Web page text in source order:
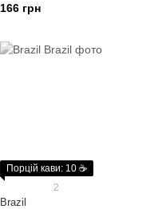
166 грн
Порцій кави: 10 ☕
2
Brazil